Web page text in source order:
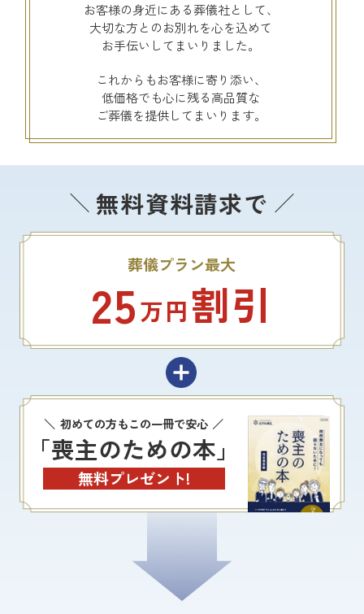
お客様の身近にある葬儀社として、
大切な方とのお別れを心を込めて
お手伝いしてまいりました。
これからもお客様に寄り添い、
低価格でも心に残る高品質な
ご葬儀を提供してまいります。
無料資料請求で
葬儀プラン最大
25万円割引
初めての方もこの一冊で安心
「喪主のための本」
無料プレゼント!